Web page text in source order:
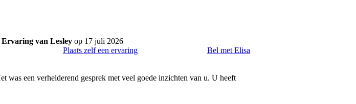
Ervaring van Lesley op 17 juli 2026
Plaats zelf een ervaring
Bel met Elisa
was een verhelderend gesprek met veel goede inzichten van u. U heeft